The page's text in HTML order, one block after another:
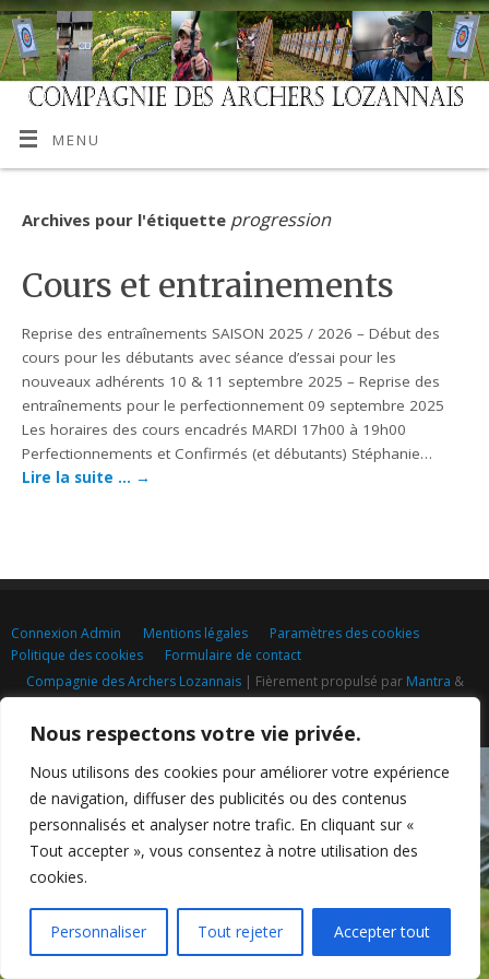
Nous respectons votre vie privée.
Nous utilisons des cookies pour améliorer votre expérience
de navigation, diffuser des publicités ou des contenus
personnalisés et analyser notre trafic. En cliquant sur «
Tout accepter », vous consentez à notre utilisation des
cookies.
Personnaliser Tout rejeter Accepter tout
MENU
Archives pour l'étiquette progression
Cours et entrainements
Reprise des entraînements SAISON 2025 / 2026 – Début des
cours pour les débutants avec séance d’essai pour les
nouveaux adhérents 10 & 11 septembre 2025 – Reprise des
entraînements pour le perfectionnement 09 septembre 2025
Les horaires des cours encadrés MARDI 17h00 à 19h00
Perfectionnements et Confirmés (et débutants) Stéphanie…
Lire la suite … →
Connexion Admin Mentions légales
Paramètres des cookies
Politique des cookies
Formulaire de contact
Compagnie des Archers Lozannais| Fièrement propulsé par Mantra &
WordPress.